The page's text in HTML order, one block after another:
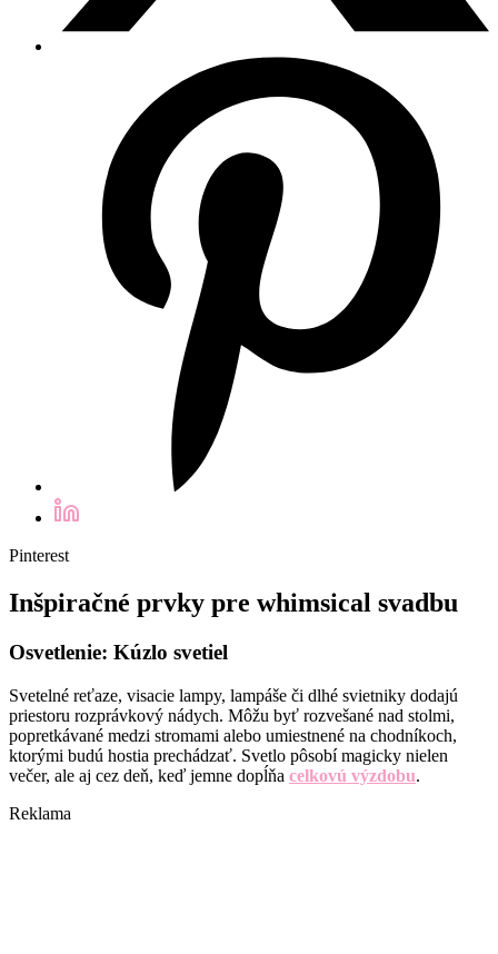
Pinterest
Inšpiračné prvky pre whimsical svadbu
Osvetlenie: Kúzlo svetiel
Svetelné reťaze, visacie lampy, lampáše či dlhé svietniky dodajú
priestoru rozprávkový nádych. Môžu byť rozvešané nad stolmi,
popretkávané medzi stromami alebo umiestnené na chodníkoch,
ktorými budú hostia prechádzať. Svetlo pôsobí magicky nielen
večer, ale aj cez deň, keď jemne dopĺňa celkovú výzdobu.
Reklama